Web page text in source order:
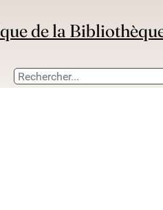
de la